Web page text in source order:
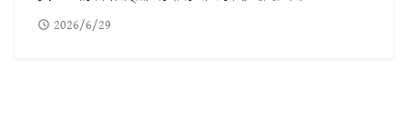
2026/6/29